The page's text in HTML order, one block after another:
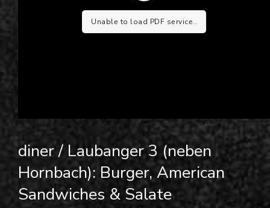
Unable to load PDF service..
diner / Laubanger 3 (neben
Hornbach): Burger, American
Sandwiches & Salate